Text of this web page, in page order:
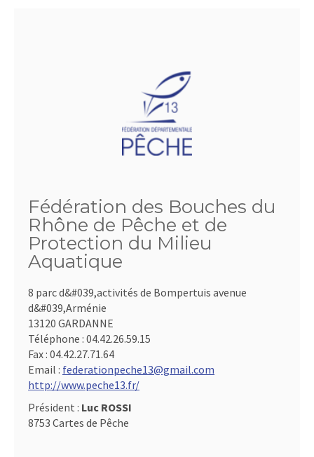
Fédération des Bouches du
Rhône de Pêche et de
Protection du Milieu
Aquatique
8 parc d&#039,activités de Bompertuis avenue
d&#039,Arménie
13120 GARDANNE
Téléphone : 04.42.26.59.15
Fax : 04.42.27.71.64
Email : federationpeche13@gmail.com
http://www.peche13.fr/
Président : Luc ROSSI
8753 Cartes de Pêche